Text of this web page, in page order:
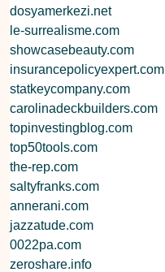
dosyamerkezi.net
le-surrealisme.com
showcasebeauty.com
insurancepolicyexpert.com
statkeycompany.com
carolinadeckbuilders.com
topinvestingblog.com
top50tools.com
the-rep.com
saltyfranks.com
annerani.com
jazzatude.com
0022pa.com
zeroshare.info